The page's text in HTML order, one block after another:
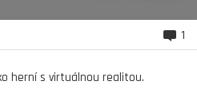
1
herní s virtuálnou realitou.